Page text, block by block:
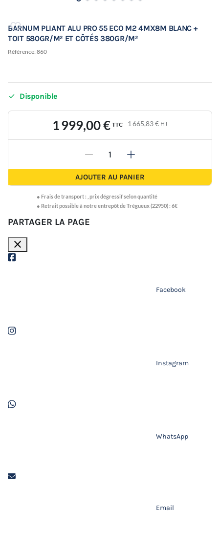
BARNUM PLIANT ALU PRO 55 ECO M2 4MX8M BLANC +
TOIT 580GR/M² ET CÔTÉS 380GR/M²
Référence: 860
 Disponible
1 999,00 € TTC 1 665,83 € HT
- +
AJOUTER AU PANIER
● Frais de transport : prix dégressif selon quantité
● Retrait possible à notre entrepôt de Trégueux (22950) : 6€
PARTAGER LA PAGE
close
Facebook
Instagram
WhatsApp
Email